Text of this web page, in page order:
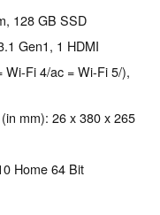
128 GB SSD
Gen1, 1 HDMI
Wi-Fi 4/ac = Wi-Fi 5/),
mm): 26 x 380 x 265
Home 64 Bit